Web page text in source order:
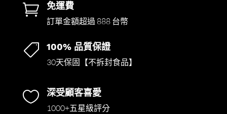
 免運費
訂單金額超過 888 台幣
 100% 品質保證
30天保固【不拆封食品】
 深受顧客喜愛
1000+五星級評分